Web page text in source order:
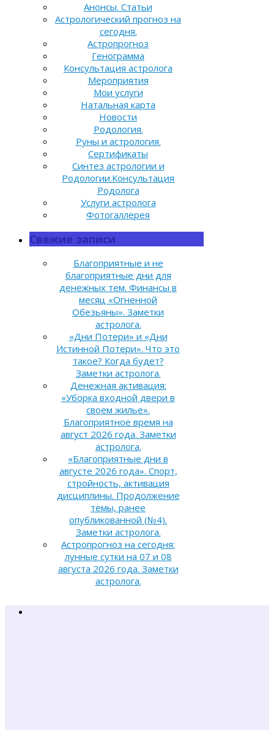
Анонсы. Статьи
Астрологический прогноз на
сегодня.
Астропрогноз
Генограмма
Консультация астролога
Мероприятия
Мои услуги
Натальная карта
Новости
Родология.
Руны и астрология.
Сертификаты
Синтез астрологии и
Родологии.Консультация
Родолога
Услуги астролога
Фотогаллерея
Свежие записи
Благоприятные и не
благоприятные дни для
денежных тем. Финансы в
месяц «Огненной
Обезьяны». Заметки
астролога.
«Дни Потери» и «Дни
Истинной Потери». Что это
такое? Когда будет?
Заметки астролога.
Денежная активация:
«Уборка входной двери в
своем жилье».
Благоприятное время на
август 2026 года. Заметки
астролога.
«Благоприятные дни в
августе 2026 года». Спорт,
стройность, активация
дисциплины. Продолжение
темы, ранее
опубликованной (№4).
Заметки астролога.
Астропрогноз на сегодня:
лунные сутки на 07 и 08
августа 2026 года. Заметки
астролога.